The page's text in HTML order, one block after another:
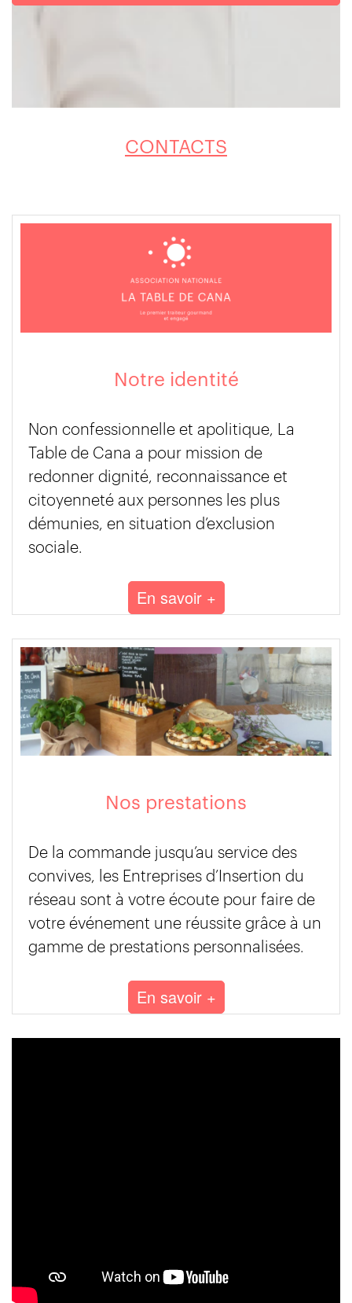
CONTACTS
Notre identité
Non confessionnelle et apolitique, La
Table de Cana a pour mission de
redonner dignité, reconnaissance et
citoyenneté aux personnes les plus
démunies, en situation d’exclusion
sociale.
En savoir +
Nos prestations
De la commande jusqu’au service des
convives, les Entreprises d’Insertion du
réseau sont à votre écoute pour faire de
votre événement une réussite grâce à un
gamme de prestations personnalisées.
En savoir +